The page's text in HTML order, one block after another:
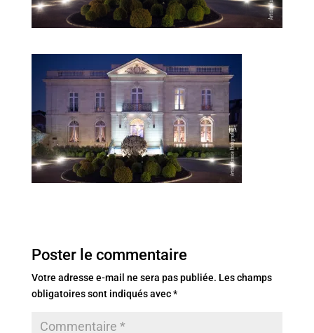
Poster le commentaire
Votre adresse e-mail ne sera pas publiée. Les champs
obligatoires sont indiqués avec*